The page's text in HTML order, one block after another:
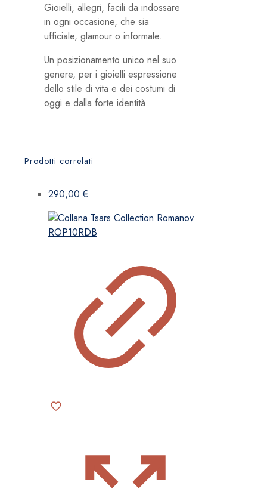
Gioielli, allegri, facili da indossare
in ogni occasione, che sia
ufficiale, glamour o informale.
Un posizionamento unico nel suo
genere, per i gioielli espressione
dello stile di vita e dei costumi di
oggi e dalla forte identità.
Prodotti correlati
290,00€